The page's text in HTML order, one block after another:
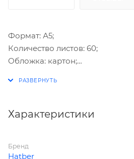
Формат: А5;
Количество листов: 60;
Обложка: картон;
Скрепление: спираль.
Характеристики
Бренд
Hatber